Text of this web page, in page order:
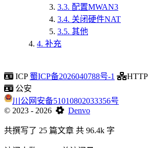
3.3. 配置MWAN3
3.4. 关闭硬件NAT
3.5. 其他
4. 补充
ICP 蜀ICP备2026040788号-1 HTTP
公安
川公网安备51010802033356号
© 2023 - 2026 Denvo
共撰写了 25 篇文章 共 96.4k 字